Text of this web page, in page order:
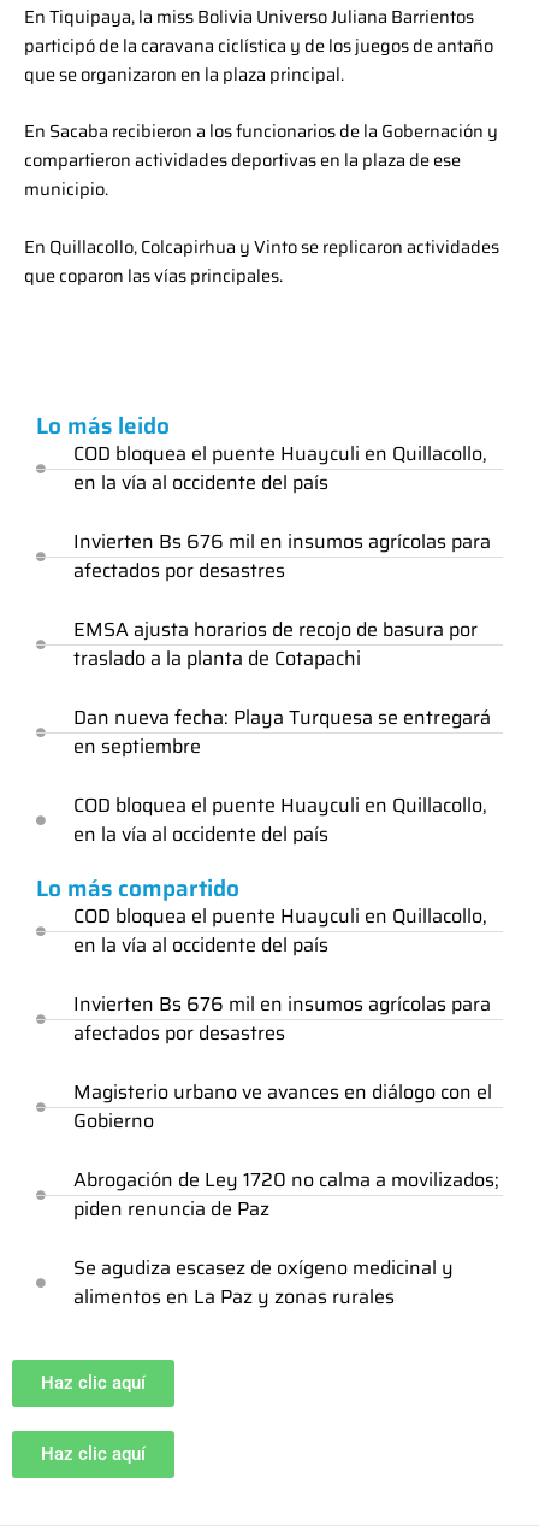
En Tiquipaya, la miss Bolivia Universo Juliana Barrientos
participó de la caravana ciclística y de los juegos de antaño
que se organizaron en la plaza principal.
En Sacaba recibieron a los funcionarios de la Gobernación y
compartieron actividades deportivas en la plaza de ese
municipio.
En Quillacollo, Colcapirhua y Vinto se replicaron actividades
que coparon las vías principales.
Lo más leido
COD bloquea el puente Huayculi en Quillacollo,
en la vía al occidente del país
Invierten Bs 676 mil en insumos agrícolas para
afectados por desastres
EMSA ajusta horarios de recojo de basura por
traslado a la planta de Cotapachi
Dan nueva fecha: Playa Turquesa se entregará
en septiembre
COD bloquea el puente Huayculi en Quillacollo,
en la vía al occidente del país
Lo más compartido
COD bloquea el puente Huayculi en Quillacollo,
en la vía al occidente del país
Invierten Bs 676 mil en insumos agrícolas para
afectados por desastres
Magisterio urbano ve avances en diálogo con el
Gobierno
Abrogación de Ley 1720 no calma a movilizados;
piden renuncia de Paz
Se agudiza escasez de oxígeno medicinal y
alimentos en La Paz y zonas rurales
Haz clic aquí
Haz clic aquí